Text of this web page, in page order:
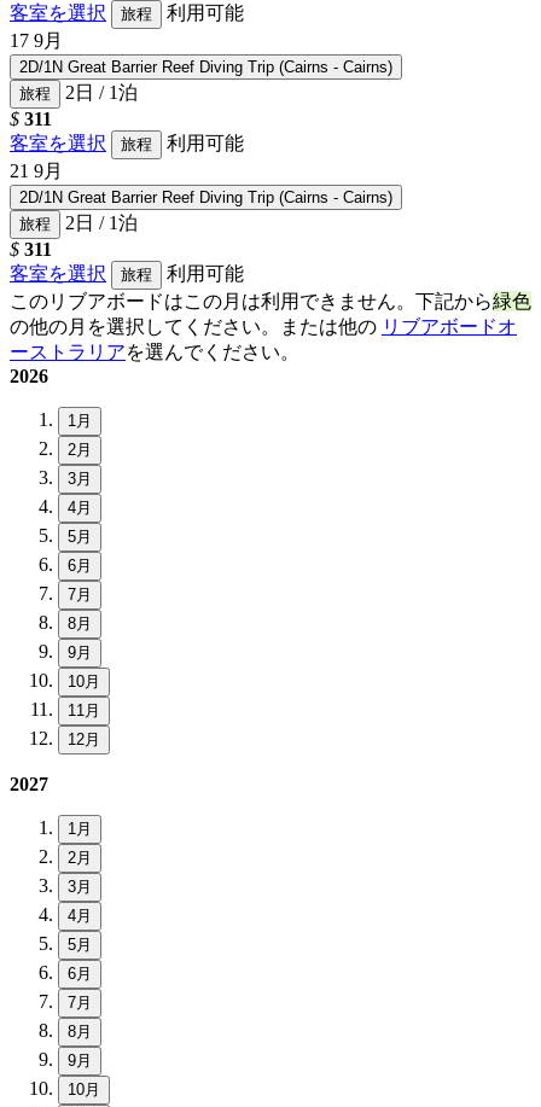
客室を選択
旅程
利用可能
17 9月
2D/1N Great Barrier Reef Diving Trip (Cairns - Cairns)
旅程
2日 / 1泊
$ 311
客室を選択
旅程
利用可能
21 9月
2D/1N Great Barrier Reef Diving Trip (Cairns - Cairns)
旅程
2日 / 1泊
$ 311
客室を選択
旅程
利用可能
このリブアボードはこの月は利用できません。下記から緑色
の他の月を選択してください。または他の リブアボードオ
ーストラリアを選んでください。
2026
1月
2月
3月
4月
5月
6月
7月
8月
9月
10月
11月
12月
2027
1月
2月
3月
4月
5月
6月
7月
8月
9月
10月